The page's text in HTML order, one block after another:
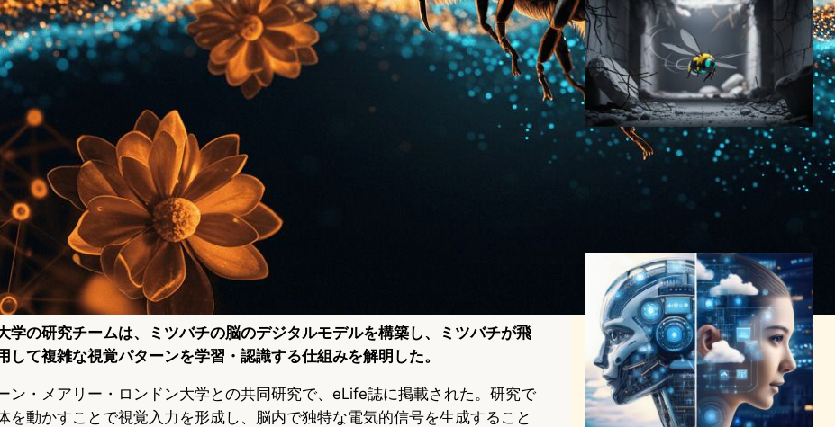
学の研究チームは、ミツバチの脳のデジタルモデルを構築し、ミツバチが飛
して複雑な視覚パターンを学習・認識する仕組みを解明した。
ン・メアリー・ロンドン大学との共同研究で、eLife誌に掲載された。研究で
を動かすことで視覚入力を形成し、脳内で独特な電気的信号を生成すること
MITの昆虫型フラッピングマ
イクロロボットが災害救助の
未来を先取りする
ロボティクスニュース